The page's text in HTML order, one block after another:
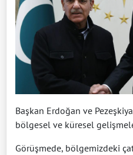
Başkan Erdoğan ve
bölgesel ve küresel
Görüşmede, bölgemizdeki